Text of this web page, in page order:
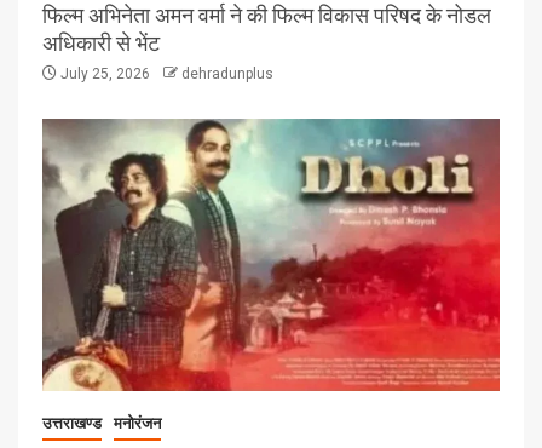
फिल्म अभिनेता अमन वर्मा ने की फिल्म विकास परिषद के नोडल
अधिकारी से भेंट
July 25, 2026 dehradunplus
उत्तराखण्ड मनोरंजन